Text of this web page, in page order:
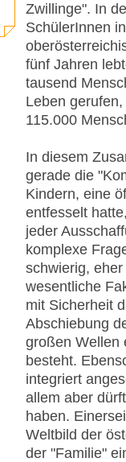
Zwillinge". In
SchülerInnen
fünf Jahren
tausend
Leben
115.000
In diesem
gerade die
Kindern, eine
entfesselt
jeder
komplexe
schwierig,
wesentliche
mit Sicherheit
Abschiebung
großen Wellen
besteht.
integriert
allem aber
haben.
Weltbild der
der "Familie"